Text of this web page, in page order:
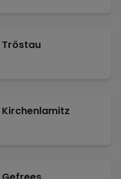
Tröstau
Kirchenlamitz